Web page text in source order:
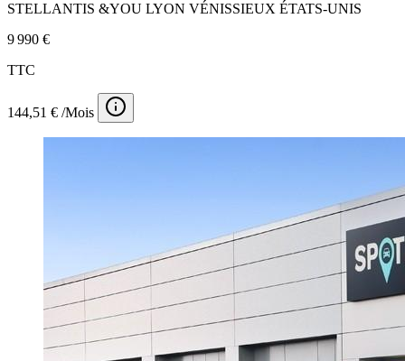
STELLANTIS &YOU LYON VÉNISSIEUX ÉTATS-UNIS
9 990 €
TTC
144,51 € /Mois